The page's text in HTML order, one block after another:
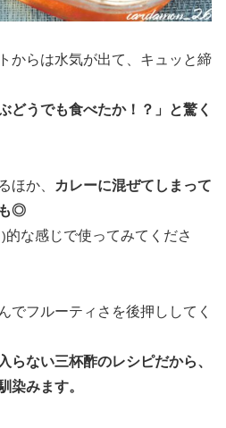
からは水気が出て、キュッと締
ぶどうでも食べたか！？」と驚く
ほか、
カレーに混ぜてしまって
も◎
的な感じで使ってみてくださ
でフルーティさを後押ししてく
らない三杯酢のレシピだから、
染みます。